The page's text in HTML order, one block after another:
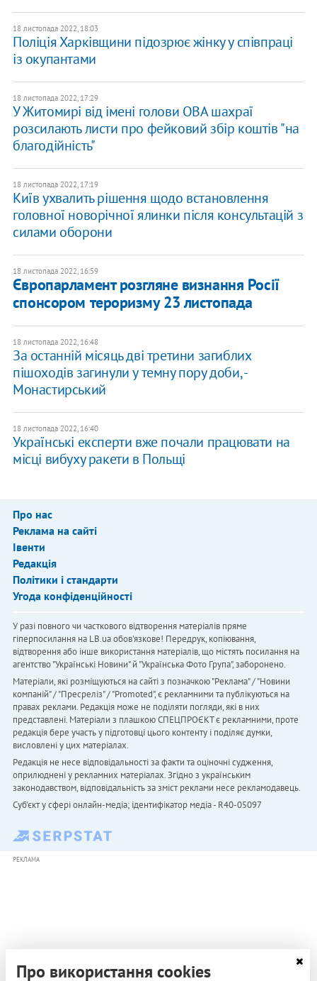
18 листопада 2022, 18:03
Поліція Харківщини підозрює жінку у співпраці
із окупантами
18 листопада 2022, 17:29
У Житомирі від імені голови ОВА шахраї
розсилають листи про фейковий збір коштів "на
благодійність"
18 листопада 2022, 17:19
Київ ухвалить рішення щодо встановлення
головної новорічної ялинки після консультацій з
силами оборони
18 листопада 2022, 16:59
Європарламент розгляне визнання Росії
спонсором тероризму 23 листопада
18 листопада 2022, 16:48
За останній місяць дві третини загиблих
пішоходів загинули у темну пору доби, -
Монастирський
18 листопада 2022, 16:40
Українські експерти вже почали працювати на
місці вибуху ракети в Польщі
Про нас
Реклама на сайті
Івенти
Редакція
Політики і стандарти
Угода конфіденційності
У разі повного чи часткового відтворення матеріалів пряме
гіперпосилання на LB.ua обов'язкове! Передрук, копіювання,
відтворення або інше використання матеріалів, що містять посилання на
агентство "Українськi Новини" й "Українська Фото Група", заборонено.
Матеріали, які розміщуються на сайті з позначкою "Реклама" / "Новини
компаній" / "Пресреліз" / "Promoted", є рекламними та публікуються на
правах реклами. Редакція може не поділяти погляди, які в них
представлені. Матеріали з плашкою СПЕЦПРОЄКТ є рекламними, проте
редакція бере участь у підготовці цього контенту і поділяє думки,
висловлені у цих матеріалах.
Редакція не несе відповідальності за факти та оціночні судження,
оприлюднені у рекламних матеріалах. Згідно з українським
законодавством, відповідальність за зміст реклами несе рекламодавець.
Cуб'єкт у сфері онлайн-медіа; ідентифікатор медіа - R40-05097
РЕКЛАМА
Про використання cookies